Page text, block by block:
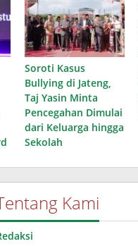
Soroti Kasus
Bullying di Jateng,
Taj Yasin Minta
Pencegahan Dimulai
dari Keluarga hingga
Sekolah
Kami